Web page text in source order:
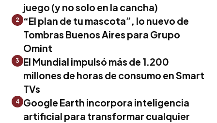
juego (y no solo en la cancha)
2
“El plan de tu mascota”, lo nuevo de
Tombras Buenos Aires para Grupo
Omint
3
El Mundial impulsó más de 1.200
millones de horas de consumo en Smart
TVs
4 Google Earth incorpora inteligencia
artificial para transformar cualquier